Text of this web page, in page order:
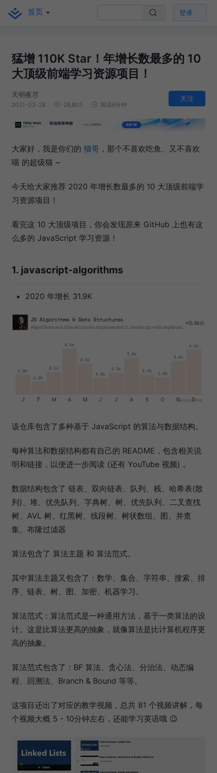
首页 登录
猛增 110K Star！年增长数最多的 10
大顶级前端学习资源项目！
天明夜尽
2021-03-28 28,803 阅读8分钟
关注
大家好，我是你们的 猫哥 ，那个不喜欢吃鱼、又不喜欢
喵 的超级猫 ~
今天给大家推荐 2020 年增长数最多的 10 大顶级前端学
习资源项目！
看完这 10 大顶级项目，你会发现原来 GitHub 上也有这
么多的 JavaScript 学习资源！
1. javascript-algorithms
2020 年增长 31.9K
该仓库包含了多种基于 JavaScript 的算法与数据结构。
每种算法和数据结构都有自己的 README，包含相关说
明和链接，以便进一步阅读 (还有 YouTube 视频) 。
数据结构包含了 链表、双向链表、队列、栈、哈希表(散
列)、堆、优先队列、字典树、树、优先队列、二叉查找
树、AVL 树、红黑树、线段树、树状数组、图、并查
集、布隆过滤器
算法包含了 算法主题 和 算法范式。
其中算法主题又包含了：数学、集合、字符串、搜索、排
序、链表、树、图、加密、机器学习。
算法范式：算法范式是一种通用方法，基于一类算法的设
计。这是比算法更高的抽象，就像算法是比计算机程序更
高的抽象。
算法范式包含了：BF 算法、贪心法、分治法、动态编
程、回溯法、Branch & Bound 等等。
这项目还出了对应的教学视频，总共 81 个视频讲解，每
个视频大概 5 - 10分钟左右，还能学习英语哦 😉